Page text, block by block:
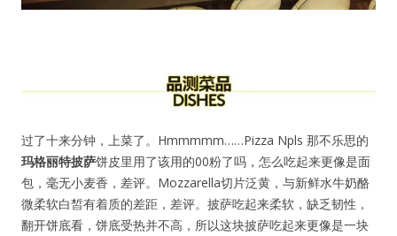
过了十来分钟，上菜了。Hmmmmm……Pizza Npls 那不乐思的
玛格丽特披萨饼皮里用了该用的00粉了吗，怎么吃起来更像是面
包，毫无小麦香，差评。Mozzarella切片泛黄，与新鲜水牛奶酪
微柔软白皙有着质的差距，差评。披萨吃起来柔软，缺乏韧性，
翻开饼底看，饼底受热并不高，所以这块披萨吃起来更像是一块